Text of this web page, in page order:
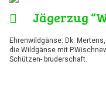
Jägerzug
Ehrenwildgänse: Dk.
die Wildgänse mit
Schützen- bruderschaft.